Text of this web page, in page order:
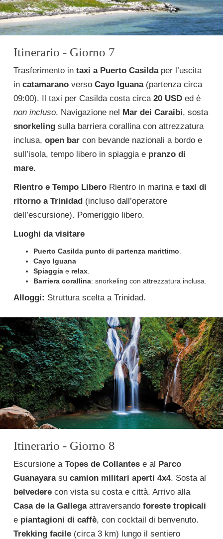
Itinerario - Giorno 7
Trasferimento in taxi a Puerto Casildaper l’uscita
in catamarano verso Cayo Iguana(partenza circa
09:00). Il taxi per Casilda costa circa 20 USD ed è
non incluso. Navigazione nel Mar dei Caraibi, sosta
snorkeling sulla barriera corallina con attrezzatura
inclusa, open bar con bevande nazionali a bordo e
sull’isola, tempo libero in spiaggia e pranzo di
mare.
Rientro e Tempo Libero Rientro in marina e taxi di
ritorno a Trinidad (incluso dall’operatore
dell’escursione). Pomeriggio libero.
Luoghi da visitare
Puerto Casilda punto di partenza marittimo
Cayo Iguana
Spiaggia e relax
Barriera corallina: snorkeling con attrezzatura inclusa.
Alloggi: Struttura scelta a Trinidad.
Itinerario - Giorno 8
Escursione a Topes de Collantes e al Parco
Guanayarasu camion militari aperti 4x4. Sosta al
belvedere con vista su costa e città. Arrivo alla
Casa de la Gallegaattraversando foreste tropicali
e piantagioni di caffè, con cocktail di benvenuto.
Trekking facile (circa 3 km) lungo il sentiero